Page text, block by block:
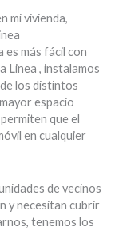
mi vivienda,
es más fácil con
Linea , instalamos
los distintos
espacio
permiten que el
en cualquier
de vecinos
y necesitan cubrir
tenemos los